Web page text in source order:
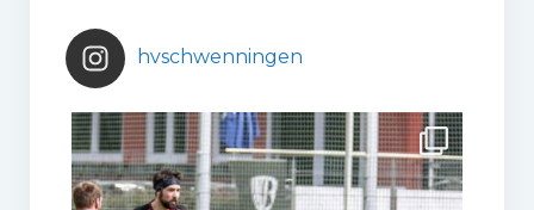
hvschwenningen